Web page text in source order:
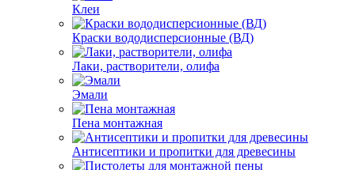
Клеи
Краски вододисперсионные (ВД)
Лаки, растворители, олифа
Эмали
Пена монтажная
Антисептики и пропитки для древесины